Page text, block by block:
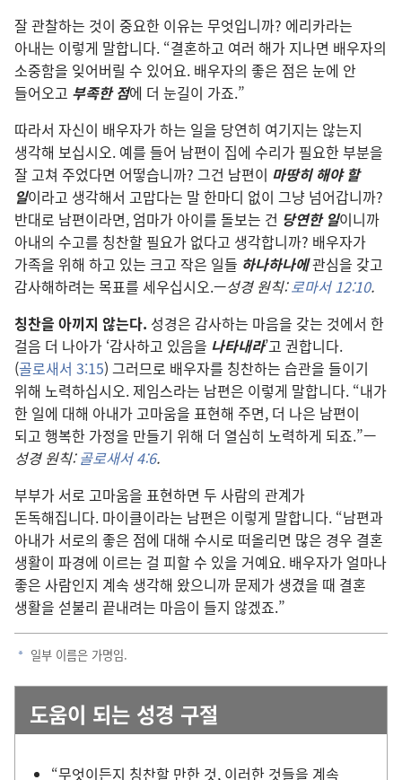
잘 관찰하는 것이 중요한 이유는 무엇입니까? 에리카라는
아내는 이렇게 말합니다. “결혼하고 여러 해가 지나면 배우자의
소중함을 잊어버릴 수 있어요. 배우자의 좋은 점은 눈에 안
들어오고 부족한 점에 더 눈길이 가죠.”
따라서 자신이 배우자가 하는 일을 당연히 여기지는 않는지
생각해 보십시오. 예를 들어 남편이 집에 수리가 필요한 부분을
잘 고쳐 주었다면 어떻습니까? 그건 남편이 마땅히 해야 할
일이라고 생각해서 고맙다는 말 한마디 없이 그냥 넘어갑니까?
반대로 남편이라면, 엄마가 아이를 돌보는 건 당연한 일이니까
아내의 수고를 칭찬할 필요가 없다고 생각합니까? 배우자가
가족을 위해 하고 있는 크고 작은 일들 하나하나에관심을 갖고
감사해하려는 목표를 세우십시오.—성경 원칙: 로마서 12:10.
칭찬을 아끼지 않는다. 성경은 감사하는 마음을 갖는 것에서 한
걸음 더 나아가 ‘감사하고 있음을 나타내라’고 권합니다.
(골로새서 3:15) 그러므로 배우자를 칭찬하는 습관을 들이기
위해 노력하십시오. 제임스라는 남편은 이렇게 말합니다. “내가
한 일에 대해 아내가 고마움을 표현해 주면, 더 나은 남편이
되고 행복한 가정을 만들기 위해 더 열심히 노력하게 되죠.”—
성경 원칙: 골로새서 4:6.
부부가 서로 고마움을 표현하면 두 사람의 관계가
돈독해집니다. 마이클이라는 남편은 이렇게 말합니다. “남편과
아내가 서로의 좋은 점에 대해 수시로 떠올리면 많은 경우 결혼
생활이 파경에 이르는 걸 피할 수 있을 거예요. 배우자가 얼마나
좋은 사람인지 계속 생각해 왔으니까 문제가 생겼을 때 결혼
생활을 섣불리 끝내려는 마음이 들지 않겠죠.”
a 일부 이름은 가명임.
도움이 되는 성경 구절
“무엇이든지 칭찬할 만한 것, 이러한 것들을 계속